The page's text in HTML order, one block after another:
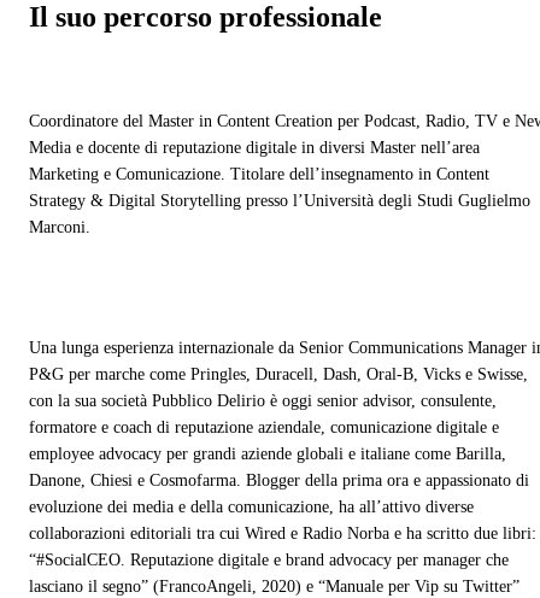
Il suo percorso professionale
Coordinatore del Master in Content Creation per Podcast, Radio, TV e
Media e docente di reputazione digitale in diversi Master nell’area
Marketing e Comunicazione. Titolare dell’insegnamento in Content
Strategy & Digital Storytelling presso l’Università degli Studi Guglielmo
Marconi.
Una lunga esperienza internazionale da Senior Communications Manager
P&G per marche come Pringles, Duracell, Dash, Oral-B, Vicks e Swisse,
con la sua società Pubblico Delirio è oggi senior advisor, consulente,
formatore e coach di reputazione aziendale, comunicazione digitale e
employee advocacy per grandi aziende globali e italiane come Barilla,
Danone, Chiesi e Cosmofarma. Blogger della prima ora e appassionato di
evoluzione dei media e della comunicazione, ha all’attivo diverse
collaborazioni editoriali tra cui Wired e Radio Norba e ha scritto due libri:
“#SocialCEO. Reputazione digitale e brand advocacy per manager che
lasciano il segno” (FrancoAngeli, 2020) e “Manuale per Vip su Twitter”